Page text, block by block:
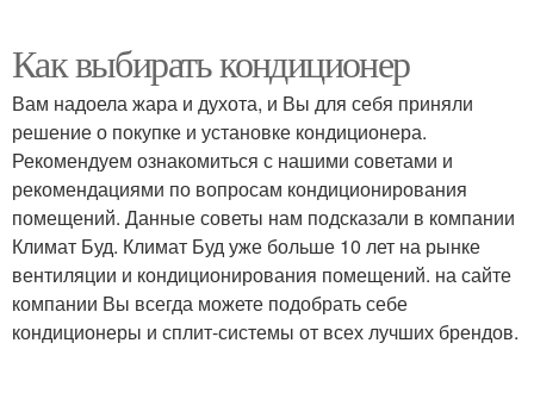
Как выбирать кондиционер
Вам надоела жара и духота, и Вы для себя приняли
решение о покупке и установке кондиционера.
Рекомендуем ознакомиться с нашими советами и
рекомендациями по вопросам кондиционирования
помещений. Данные советы нам подсказали в компании
Климат Буд. Климат Буд уже больше 10 лет на рынке
вентиляции и кондиционирования помещений. на сайте
компании Вы всегда можете подобрать себе
кондиционеры и сплит-системы от всех лучших брендов.